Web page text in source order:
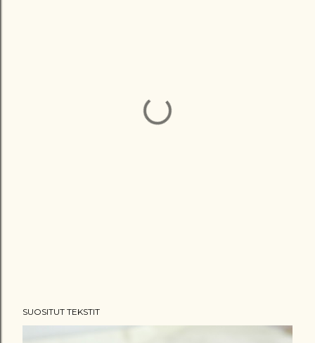
SUOSITUT TEKSTIT